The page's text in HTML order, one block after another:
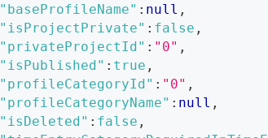
"baseProfileName" : null ,
"isProjectPrivate" : false ,
"privateProjectId" : "0" ,
"isPublished" : true ,
"profileCategoryId" : "0" ,
"profileCategoryName" : null ,
"isDeleted" : false ,